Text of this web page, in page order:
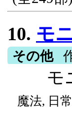
プリン
アレー
過リン
じん
は狂
なので
中には
す。ふ
な感
さん
10. モ
その他
モニ
魔法, 日